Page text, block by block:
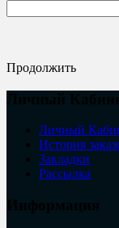
Продолжить
Личный
История
Закладки
Рассылка